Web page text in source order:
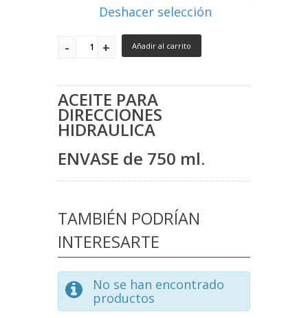
Deshacer selección
Añadir al carrito
ACEITE PARA
DIRECCIONES
HIDRAULICA
ENVASE de 750 ml.
TAMBIÉN PODRÍAN
INTERESARTE
No se han encontrado
productos